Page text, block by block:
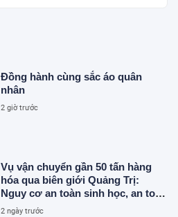
Đồng hành cùng sắc áo quân
nhân
2 giờ trước
Vụ vận chuyển gần 50 tấn hàng
hóa qua biên giới Quảng Trị:
Nguy cơ an toàn sinh học, an toàn
thực phẩm từ sản phẩm động vật
2 ngày trước